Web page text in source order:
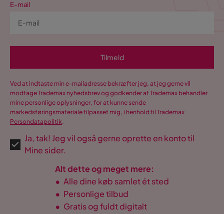
E-mail
Tilmeld
Ved at indtaste min e-mailadresse bekræfter jeg, at jeg gerne vil
modtage Trademax nyhedsbrev og godkender at Trademax behandler
mine personlige oplysninger, for at kunne sende
markedsføringsmateriale tilpasset mig, i henhold til Trademax
Persondatapolitik.
Ja, tak! Jeg vil også gerne oprette en konto til
Mine sider.
Alt dette og meget mere:
• Alle dine køb samlet ét sted
• Personlige tilbud
• Gratis og fuldt digitalt